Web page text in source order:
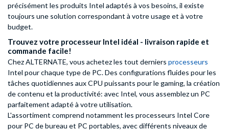
précisément les produits Intel adaptés à vos besoins, il existe
toujours une solution correspondant à votre usage et à votre
budget.
Trouvez votre processeur Intel idéal - livraison rapide et
commande facile!
Chez ALTERNATE, vous achetez les tout derniers processeurs
Intel pour chaque type de PC. Des configurations fluides pour les
tâches quotidiennes aux CPU puissants pour le gaming, la création
de contenu et la productivité: avec Intel, vous assemblez un PC
parfaitement adapté à votre utilisation.
L'assortiment comprend notamment les processeurs Intel Core
pour PC de bureau et PC portables, avec différents niveaux de